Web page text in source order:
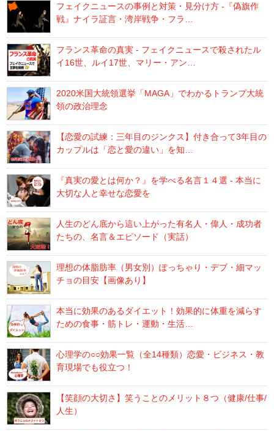
フェイクニュースの事例と対策・見分け方 -『偽旗作
戦』ナイラ証言・湾岸戦争・フラ…
フランス革命の真実 - フェイクニュースで殺されたル
イ16世、ルイ17世、マリー・アン…
2020米国大統領選挙「MAGA」でわかるトランプ大統
領の政治理念
【恋愛の試練：三年目のジンクス】付き合って3年目の
カップルは「恋と愛の違い」を知…
『真実の愛とは何か？』を学べる名言１４選 - 本当に
大切な人と幸せな恋愛を
人生のどん底から這い上がった有名人・偉人・成功者
たちの、名言＆エピソード（実話）
理想の体脂肪率（男女別）ぽっちゃり・デブ・細マッ
チョの目安【画像あり】
本当に効果のあるダイエット！効果的に体重を減らす
ための食事・筋トレ・運動・生活…
心理学の○○効果一覧（全14種類）恋愛・ビジネス・教
育現場でも役立つ！
【笑顔の大切さ】笑うことのメリット８つ（健康/仕事/
人生）